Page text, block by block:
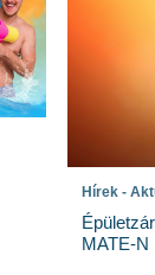
Hírek -
MATE-N